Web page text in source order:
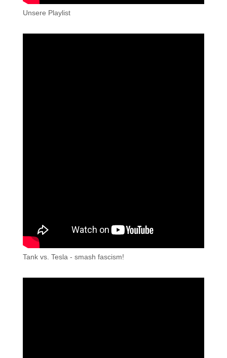
Unsere Playlist
Tank vs. Tesla - smash fascism!